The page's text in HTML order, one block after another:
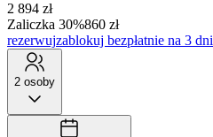
2 894 zł
Zaliczka 30%860 zł
rezerwujzablokuj bezpłatnie na 3 dni
2 osoby